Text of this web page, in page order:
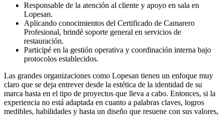
Responsable de la atención al cliente y apoyo en sala en
Lopesan.
Aplicando conocimientos del Certificado de Camarero
Profesional, brindé soporte general en servicios de
restauración.
Participé en la gestión operativa y coordinación interna bajo
protocolos establecidos.
Las grandes organizaciones como Lopesan tienen un enfoque muy
claro que se deja entrever desde la estética de la identidad de su
marca hasta en el tipo de proyectos que lleva a cabo. Entonces, si la
experiencia no está adaptada en cuanto a palabras claves, logros
medibles, habilidades y hasta un diseño que resuene con sus valores,